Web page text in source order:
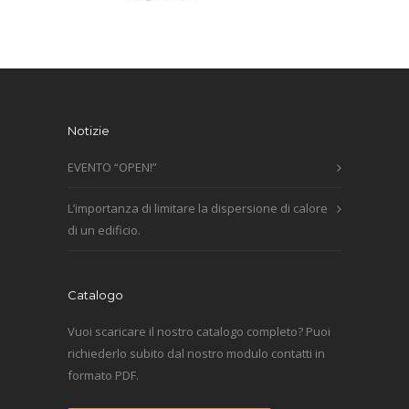
Notizie
EVENTO “OPEN!”
L’importanza di limitare la dispersione di calore
di un edificio.
Catalogo
Vuoi scaricare il nostro catalogo completo? Puoi
richiederlo subito dal nostro modulo contatti in
formato PDF.